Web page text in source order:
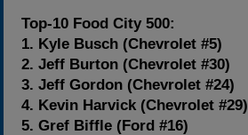
Top-10 Food City 500:
1. Kyle Busch (Chevrolet #5)
2. Jeff Burton (Chevrolet #30)
3. Jeff Gordon (Chevrolet #24)
4. Kevin Harvick (Chevrolet #29)
5. Gref Biffle (Ford #16)